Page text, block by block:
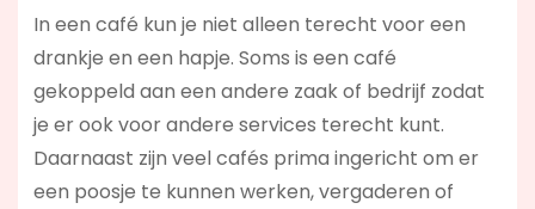
In een café kun je niet alleen terecht voor een
drankje en een hapje. Soms is een café
gekoppeld aan een andere zaak of bedrijf zodat
je er ook voor andere services terecht kunt.
Daarnaast zijn veel cafés prima ingericht om er
een poosje te kunnen werken, vergaderen of